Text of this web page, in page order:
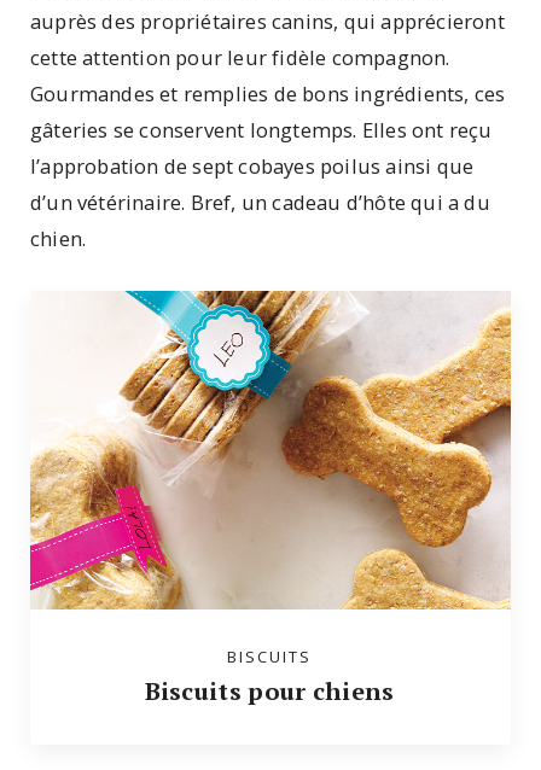
auprès des propriétaires canins, qui apprécieront
cette attention pour leur fidèle compagnon.
Gourmandes et remplies de bons ingrédients, ces
gâteries se conservent longtemps. Elles ont reçu
l’approbation de sept cobayes poilus ainsi que
d’un vétérinaire. Bref, un cadeau d’hôte qui a du
chien.
BISCUITS
Biscuits pour chiens